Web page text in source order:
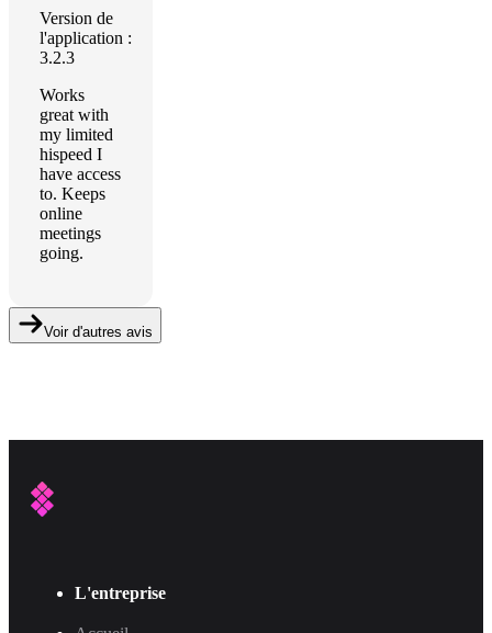
Version de
l'application :
3.2.3
Works
great with
my limited
hispeed I
have access
to. Keeps
online
meetings
going.
Voir d'autres avis
L'entreprise